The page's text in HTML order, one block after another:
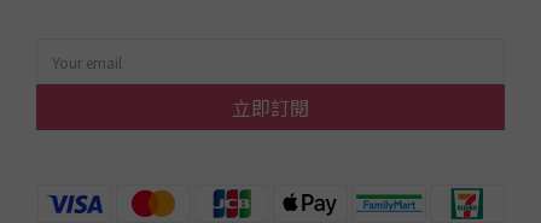
立即訂閱